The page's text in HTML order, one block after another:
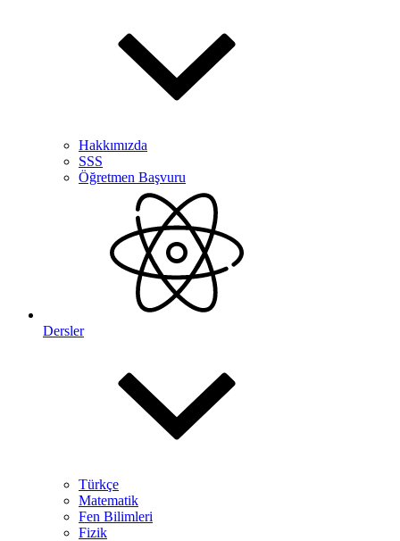
Hakkımızda
SSS
Öğretmen Başvuru
Dersler
Türkçe
Matematik
Fen Bilimleri
Fizik